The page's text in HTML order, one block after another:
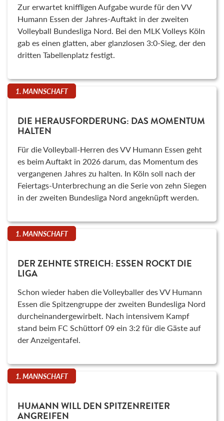
Zur erwartet kniffligen Aufgabe wurde für den VV
Humann Essen der Jahres-Auftakt in der zweiten
Volleyball Bundesliga Nord. Bei den MLK Volleys Köln
gab es einen glatten, aber glanzlosen 3:0-Sieg, der den
dritten Tabellenplatz festigt.
1. MANNSCHAFT
DIE HERAUSFORDERUNG: DAS MOMENTUM
HALTEN
Für die Volleyball-Herren des VV Humann Essen geht
es beim Auftakt in 2026 darum, das Momentum des
vergangenen Jahres zu halten. In Köln soll nach der
Feiertags-Unterbrechung an die Serie von zehn Siegen
in der zweiten Bundesliga Nord angeknüpft werden.
1. MANNSCHAFT
DER ZEHNTE STREICH: ESSEN ROCKT DIE
LIGA
Schon wieder haben die Volleyballer des VV Humann
Essen die Spitzengruppe der zweiten Bundesliga Nord
durcheinandergewirbelt. Nach intensivem Kampf
stand beim FC Schüttorf 09 ein 3:2 für die Gäste auf
der Anzeigentafel.
1. MANNSCHAFT
HUMANN WILL DEN SPITZENREITER
ANGREIFEN